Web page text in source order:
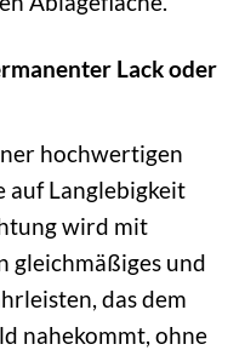
Lack oder
hochwertigen
auf Langlebigkeit
wird mit
gleichmäßiges und
das dem
nahekommt, ohne